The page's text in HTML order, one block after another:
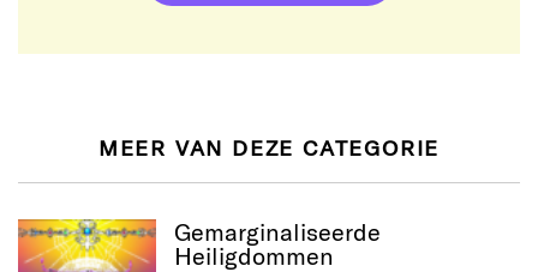
MEER VAN DEZE CATEGORIE
Gemarginaliseerde
Heiligdommen